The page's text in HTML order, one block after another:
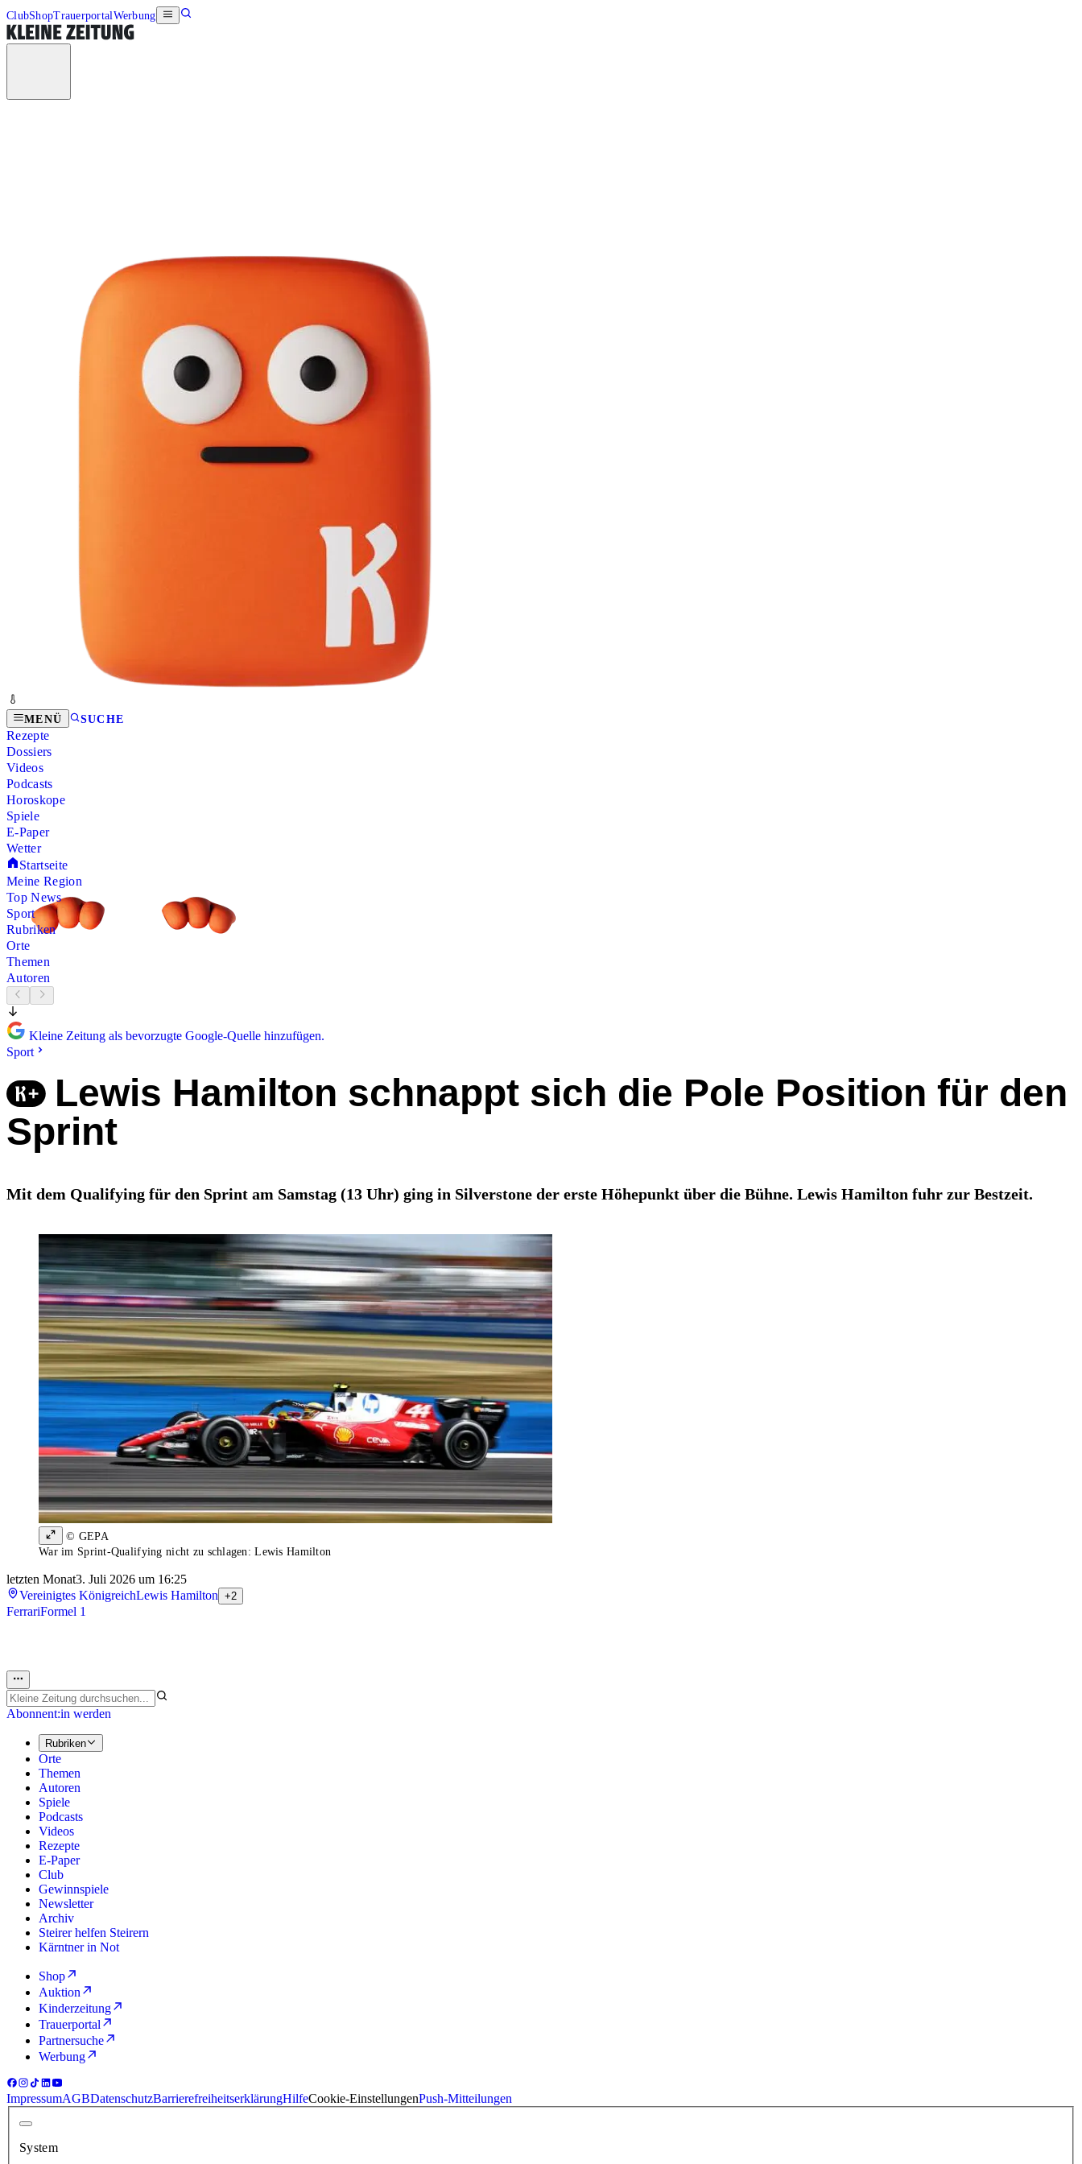
ClubShopTrauerportalWerbung
MENÜ SUCHE
Rezepte
Dossiers
Videos
Podcasts
Horoskope
Spiele
E-Paper
Wetter
Startseite
Meine Region
Top News
Sport
Rubriken
Orte
Themen
Autoren
Kleine Zeitung als bevorzugte Google-Quelle hinzufügen.
Sport
Lewis Hamilton schnappt sich die Pole Position für den
Sprint
Mit dem Qualifying für den Sprint am Samstag (13 Uhr) ging in Silverstone der erste Höhepunkt über die Bühne. Lewis Hamilton fuhr zur Bestzeit.
© GEPA
War im Sprint-Qualifying nicht zu schlagen: Lewis Hamilton
letzten Monat3. Juli 2026 um 16:25
Vereinigtes KönigreichLewis Hamilton +2
FerrariFormel 1
Abonnent:in werden
Rubriken
Orte
Themen
Autoren
Spiele
Podcasts
Videos
Rezepte
E-Paper
Club
Gewinnspiele
Newsletter
Archiv
Steirer helfen Steirern
Kärntner in Not
Shop
Auktion
Kinderzeitung
Trauerportal
Partnersuche
Werbung
ImpressumAGBDatenschutzBarrierefreiheitserklärungHilfeCookie-EinstellungenPush-Mitteilungen
System